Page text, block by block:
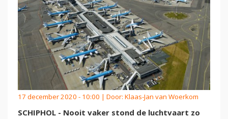
17 december 2020 - 10:00 | Door: Klaas-Jan van Woerkom
SCHIPHOL - Nooit vaker stond de luchtvaart zo